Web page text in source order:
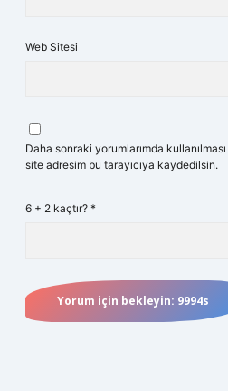
Web Sitesi
Daha sonraki yorumlarımda
site adresim bu tarayıcıya kaydedilsin.
6 + 2 kaçtır? *